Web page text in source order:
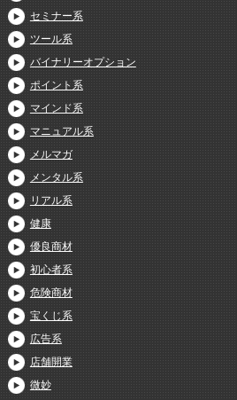
セミナー系
ツール系
バイナリーオプション
ポイント系
マインド系
マニュアル系
メルマガ
メンタル系
リアル系
健康
優良商材
初心者系
危険商材
宝くじ系
広告系
店舗開業
微妙